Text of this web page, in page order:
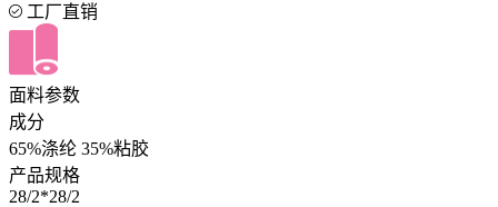
工厂直销
面料参数
成分
65%涤纶 35%粘胶
产品规格
28/2*28/2